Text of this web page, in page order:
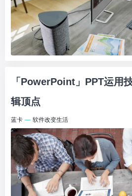
「PowerPoint」PPT运用
辑顶点
蓝卡 — 软件改变生活